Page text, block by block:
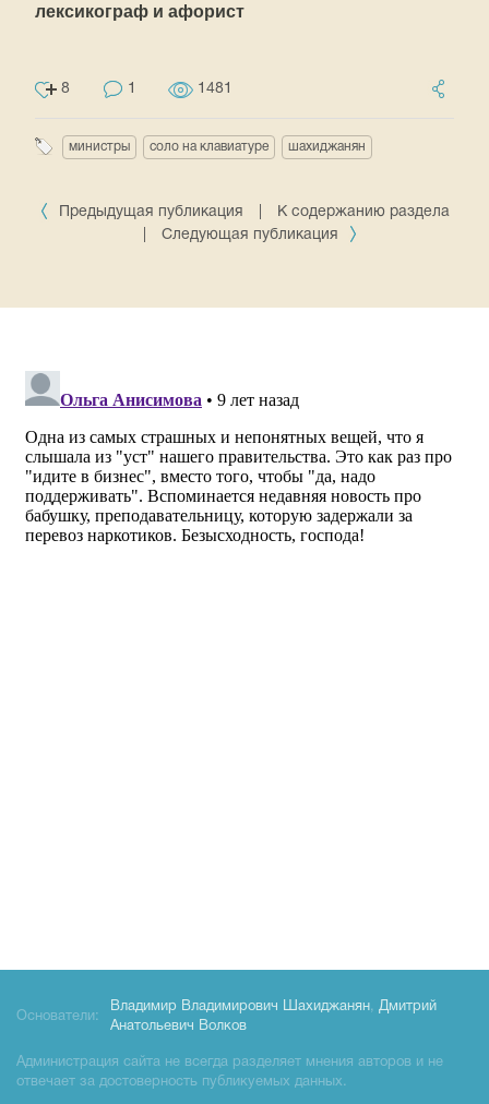
лексикограф и афорист
8 1 1481
министры соло на клавиатуре шахиджанян
Предыдущая публикация
К содержанию раздела
Следующая публикация
Основатели:
Владимир Владимирович Шахиджанян, Дмитрий
Анатольевич Волков
Администрация сайта не всегда разделяет мнения авторов и не
отвечает за достоверность публикуемых данных.